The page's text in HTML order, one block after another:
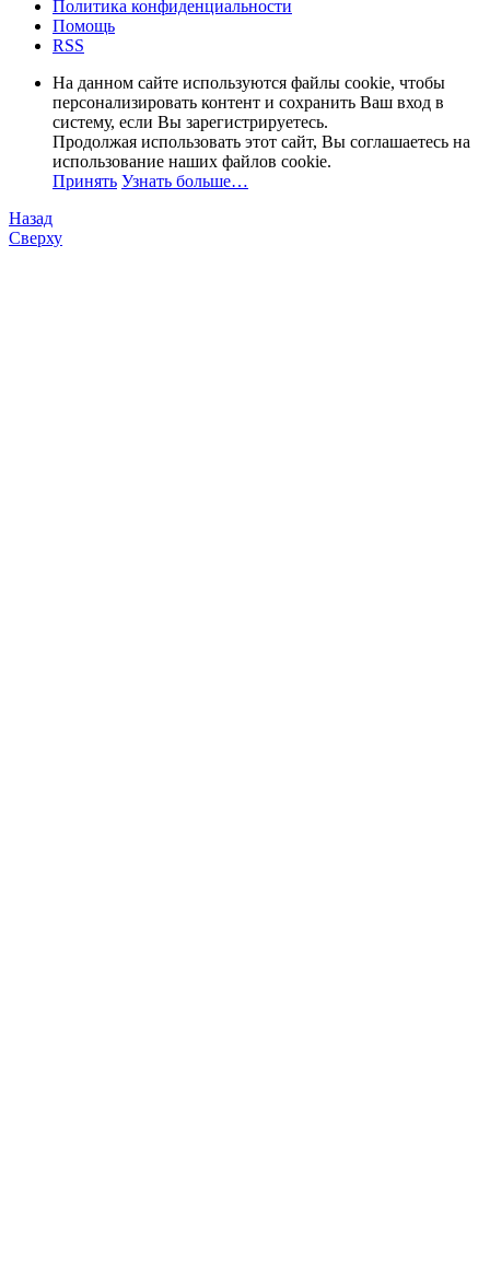
Политика конфиденциальности
Помощь
RSS
На данном сайте используются файлы cookie, чтобы
персонализировать контент и сохранить Ваш вход в
систему, если Вы зарегистрируетесь.
Продолжая использовать этот сайт, Вы соглашаетесь на
использование наших файлов cookie.
Принять Узнать больше…
Назад
Сверху